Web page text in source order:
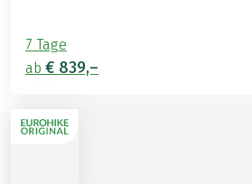
7 Tage
ab € 839,–